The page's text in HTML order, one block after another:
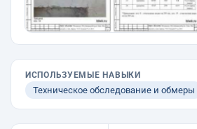
ИСПОЛЬЗУЕМЫЕ НАВЫКИ
Техническое обследование и обмеры